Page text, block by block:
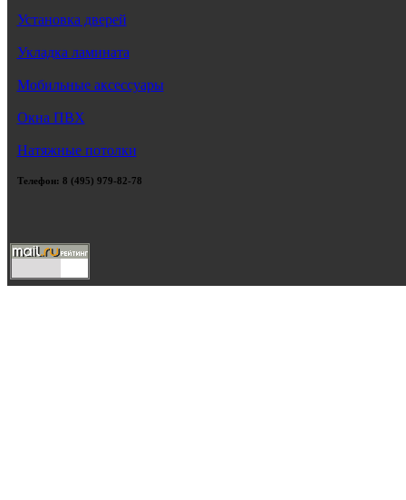
Установка дверей
Укладка ламината
Мобильные аксессуары
Окна ПВХ
Натяжные потолки
Телефон: 8 (495) 979-82-78